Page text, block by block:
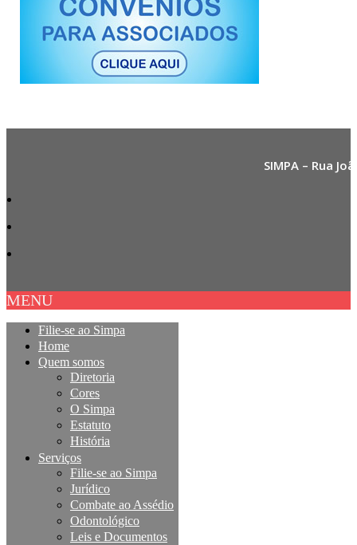
SIMPA – Rua
MENU
Filie-se ao Simpa
Home
Quem somos
Diretoria
Cores
O Simpa
Estatuto
História
Serviços
Filie-se ao Simpa
Jurídico
Combate ao Assédio
Odontológico
Leis e Documentos